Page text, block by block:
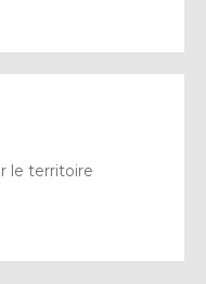
le territoire